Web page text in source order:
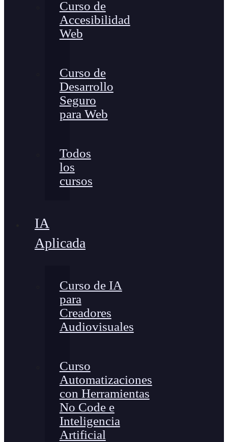
Curso de
Accesibilidad
Web
Curso de
Desarrollo
Seguro
para Web
Todos
los
cursos
IA
Aplicada
Curso de IA
para
Creadores
Audiovisuales
Curso
Automatizaciones
con Herramientas
No Code e
Inteligencia
Artificial